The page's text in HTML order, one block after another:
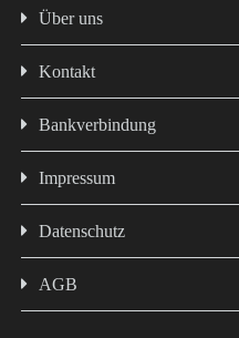
Über uns
Kontakt
Bankverbindung
Impressum
Datenschutz
AGB